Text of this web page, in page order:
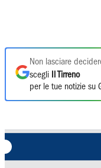
Non lasciare
scegli
Il Tirreno
per le tue notizie su